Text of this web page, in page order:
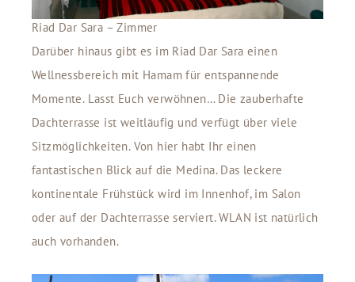
Riad Dar Sara – Zimmer
Darüber hinaus gibt es im Riad Dar Sara einen
Wellnessbereich mit Hamam für entspannende
Momente. Lasst Euch verwöhnen… Die zauberhafte
Dachterrasse ist weitläufig und verfügt über viele
Sitzmöglichkeiten. Von hier habt Ihr einen
fantastischen Blick auf die Medina. Das leckere
kontinentale Frühstück wird im Innenhof, im Salon
oder auf der Dachterrasse serviert. WLAN ist natürlich
auch vorhanden.